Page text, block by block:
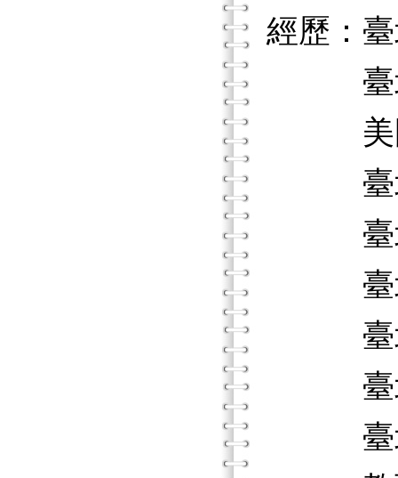
經歷：
臺北
美國
臺北
臺北
臺北
臺北
臺北
臺北